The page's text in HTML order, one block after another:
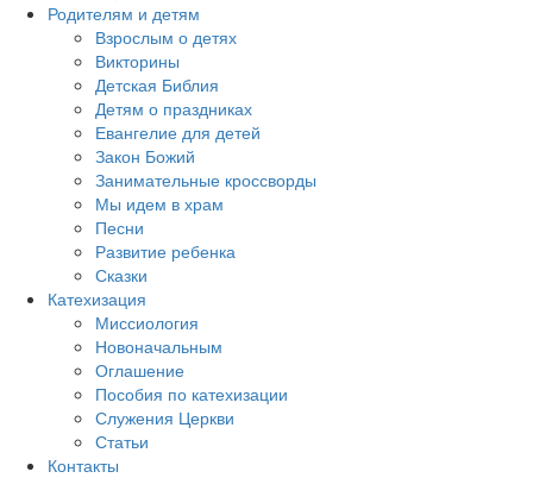
Родителям и детям
Взрослым о детях
Викторины
Детская Библия
Детям о праздниках
Евангелие для детей
Закон Божий
Занимательные кроссворды
Мы идем в храм
Песни
Развитие ребенка
Сказки
Катехизация
Миссиология
Новоначальным
Оглашение
Пособия по катехизации
Служения Церкви
Статьи
Контакты